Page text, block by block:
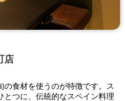
店
の食材を使うのが特徴です。ス
とつに、伝統的なスペイン料理